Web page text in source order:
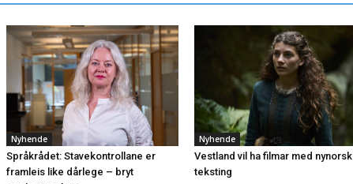
Nyhende
Språkrådet: Stavekontrollane er
framleis like dårlege – bryt
Nyhende
Vestland vil ha filmar med nynorsk
teksting